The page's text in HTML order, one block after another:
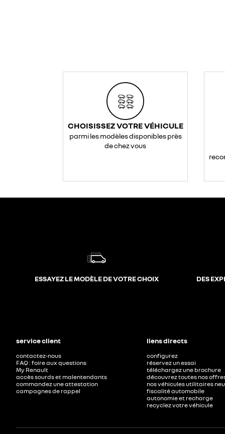
CHOISISSEZ VOTRE VÉHICULE
parmi les modèles disponibles près
de chez vous
ESSAYEZ LE MODÈLE DE VOTRE CHOIX DES
service client
contactez-nous
FAQ : foire aux questions
My Renault
accès sourds et malentendants
commandez une attestation
campagnes de rappel
liens directs
configurez
réservez un essai
téléchargez une brochure
découvrez toutes nos
nos véhicules utilitaires
fiscalité automobile
autonomie et recharge
recyclez votre véhicule